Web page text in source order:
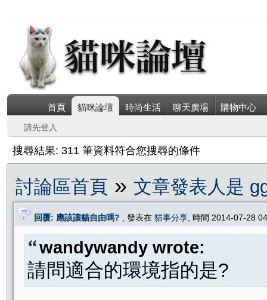
首頁 貓咪論壇 時尚生活 聊天廣場 購物中心
請先登入
搜尋結果: 311 筆資料符合您搜尋的條件
討論區首頁 » 文章發表人是
回覆: 應該讓貓自由嗎? , 發表在 貓事分享 , 時間 2014-07-28
wandywandy wrote:
請問適合的環境指的是?